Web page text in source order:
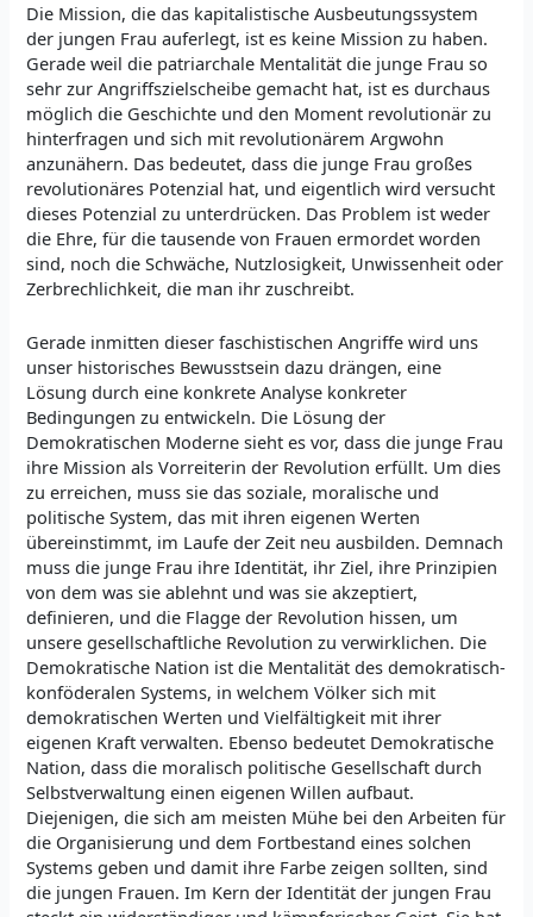
Die Mission, die das kapitalistische Ausbeutungssystem
der jungen Frau auferlegt, ist es keine Mission zu haben.
Gerade weil die patriarchale Mentalität die junge Frau so
sehr zur Angriffszielscheibe gemacht hat, ist es durchaus
möglich die Geschichte und den Moment revolutionär zu
hinterfragen und sich mit revolutionärem Argwohn
anzunähern. Das bedeutet, dass die junge Frau großes
revolutionäres Potenzial hat, und eigentlich wird versucht
dieses Potenzial zu unterdrücken. Das Problem ist weder
die Ehre, für die tausende von Frauen ermordet worden
sind, noch die Schwäche, Nutzlosigkeit, Unwissenheit oder
Zerbrechlichkeit, die man ihr zuschreibt.
Gerade inmitten dieser faschistischen Angriffe wird uns
unser historisches Bewusstsein dazu drängen, eine
Lösung durch eine konkrete Analyse konkreter
Bedingungen zu entwickeln. Die Lösung der
Demokratischen Moderne sieht es vor, dass die junge Frau
ihre Mission als Vorreiterin der Revolution erfüllt. Um dies
zu erreichen, muss sie das soziale, moralische und
politische System, das mit ihren eigenen Werten
übereinstimmt, im Laufe der Zeit neu ausbilden. Demnach
muss die junge Frau ihre Identität, ihr Ziel, ihre Prinzipien
von dem was sie ablehnt und was sie akzeptiert,
definieren, und die Flagge der Revolution hissen, um
unsere gesellschaftliche Revolution zu verwirklichen. Die
Demokratische Nation ist die Mentalität des demokratisch-
konföderalen Systems, in welchem Völker sich mit
demokratischen Werten und Vielfältigkeit mit ihrer
eigenen Kraft verwalten. Ebenso bedeutet Demokratische
Nation, dass die moralisch politische Gesellschaft durch
Selbstverwaltung einen eigenen Willen aufbaut.
Diejenigen, die sich am meisten Mühe bei den Arbeiten für
die Organisierung und dem Fortbestand eines solchen
Systems geben und damit ihre Farbe zeigen sollten, sind
die jungen Frauen. Im Kern der Identität der jungen Frau